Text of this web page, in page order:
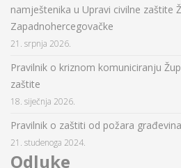
namještenika u Upravi civilne zaštite
Zapadnohercegovačke
21. srpnja 2026.
Pravilnik o kriznom komuniciranju
zaštite
18. siječnja 2026.
Pravilnik o zaštiti od požara
21. studenoga 2024.
Odluke